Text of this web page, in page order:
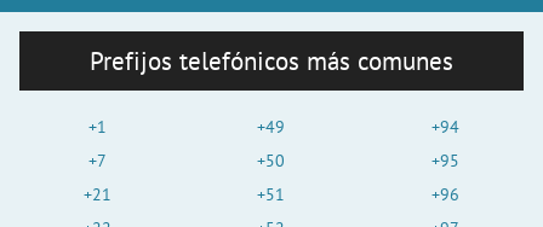
Prefijos telefónicos más comunes
+1
+7
+21
+49
+50
+51
+94
+95
+96